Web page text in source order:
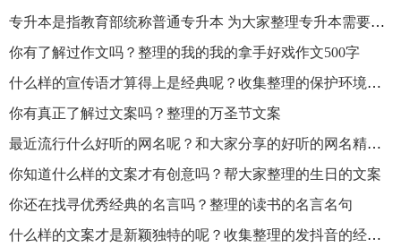
专升本是指教育部统称普通专升本 为大家整理专升本需要考哪些科目相关内容
你有了解过作文吗？整理的我的我的拿手好戏作文500字
什么样的宣传语才算得上是经典呢？收集整理的保护环境标语宣传语精选230句
你有真正了解过文案吗？整理的万圣节文案
最近流行什么好听的网名呢？和大家分享的好听的网名精选500个
你知道什么样的文案才有创意吗？帮大家整理的生日的文案
你还在找寻优秀经典的名言吗？整理的读书的名言名句
什么样的文案才是新颖独特的呢？收集整理的发抖音的经典文案